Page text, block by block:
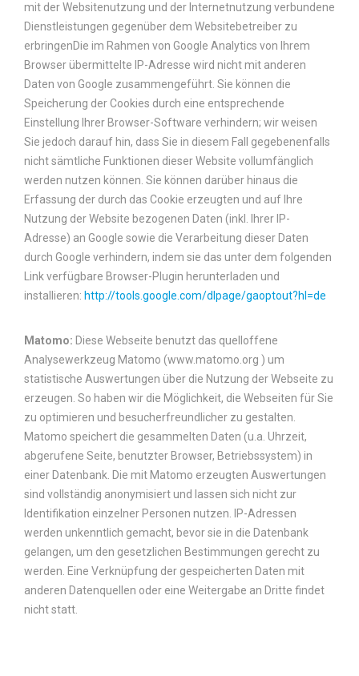
mit der Websitenutzung und der Internetnutzung verbundene
Dienstleistungen gegenüber dem Websitebetreiber zu
erbringenDie im Rahmen von Google Analytics von Ihrem
Browser übermittelte IP-Adresse wird nicht mit anderen
Daten von Google zusammengeführt. Sie können die
Speicherung der Cookies durch eine entsprechende
Einstellung Ihrer Browser-Software verhindern; wir weisen
Sie jedoch darauf hin, dass Sie in diesem Fall gegebenenfalls
nicht sämtliche Funktionen dieser Website vollumfänglich
werden nutzen können. Sie können darüber hinaus die
Erfassung der durch das Cookie erzeugten und auf Ihre
Nutzung der Website bezogenen Daten (inkl. Ihrer IP-
Adresse) an Google sowie die Verarbeitung dieser Daten
durch Google verhindern, indem sie das unter dem folgenden
Link verfügbare Browser-Plugin herunterladen und
installieren: http://tools.google.com/dlpage/gaoptout?hl=de
Matomo: Diese Webseite benutzt das quelloffene
Analysewerkzeug Matomo (www.matomo.org ) um
statistische Auswertungen über die Nutzung der Webseite zu
erzeugen. So haben wir die Möglichkeit, die Webseiten für Sie
zu optimieren und besucherfreundlicher zu gestalten.
Matomo speichert die gesammelten Daten (u.a. Uhrzeit,
abgerufene Seite, benutzter Browser, Betriebssystem) in
einer Datenbank. Die mit Matomo erzeugten Auswertungen
sind vollständig anonymisiert und lassen sich nicht zur
Identifikation einzelner Personen nutzen. IP-Adressen
werden unkenntlich gemacht, bevor sie in die Datenbank
gelangen, um den gesetzlichen Bestimmungen gerecht zu
werden. Eine Verknüpfung der gespeicherten Daten mit
anderen Datenquellen oder eine Weitergabe an Dritte findet
nicht statt.